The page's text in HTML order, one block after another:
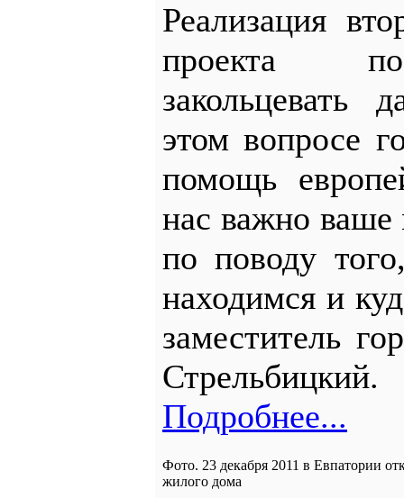
Реализация
проекта
закольцевать
этом вопросе
помощь
нас важно ваше
по поводу
находимся и
заместитель
Стрельбицкий.
Подробнее...
Фото. 23 декабря 2011 в Евпатории
жилого дома